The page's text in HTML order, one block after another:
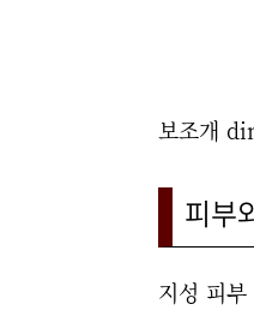
보조개
피부
지성 피